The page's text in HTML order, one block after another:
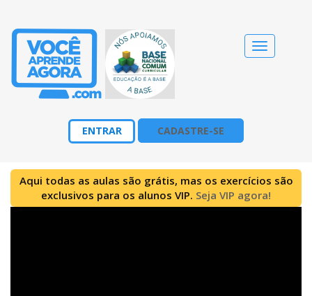
Alternar
navegação
ENTRAR CADASTRE-SE
Aqui todas as aulas são grátis, mas os exercícios são
exclusivos para os alunos VIP. Seja VIP agora!